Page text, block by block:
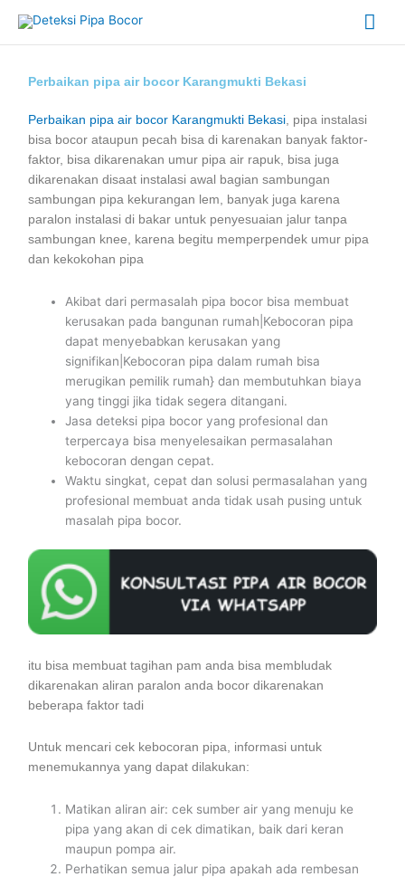
content
Perbaikan pipa air bocor Karangmukti Bekasi
Perbaikan pipa air bocor Karangmukti Bekasi, pipa instalasi
bisa bocor ataupun pecah bisa di karenakan banyak faktor-
faktor, bisa dikarenakan umur pipa air rapuk, bisa juga
dikarenakan disaat instalasi awal bagian sambungan
sambungan pipa kekurangan lem, banyak juga karena
paralon instalasi di bakar untuk penyesuaian jalur tanpa
sambungan knee, karena begitu memperpendek umur pipa
dan kekokohan pipa
Akibat dari permasalah pipa bocor bisa membuat
kerusakan pada bangunan rumah|Kebocoran pipa
dapat menyebabkan kerusakan yang
signifikan|Kebocoran pipa dalam rumah bisa
merugikan pemilik rumah} dan membutuhkan biaya
yang tinggi jika tidak segera ditangani.
Jasa deteksi pipa bocor yang profesional dan
terpercaya bisa menyelesaikan permasalahan
kebocoran dengan cepat.
Waktu singkat, cepat dan solusi permasalahan yang
profesional membuat anda tidak usah pusing untuk
masalah pipa bocor.
itu bisa membuat tagihan pam anda bisa membludak
dikarenakan aliran paralon anda bocor dikarenakan
beberapa faktor tadi
Untuk mencari cek kebocoran pipa, informasi untuk
menemukannya yang dapat dilakukan:
Matikan aliran air: cek sumber air yang menuju ke
pipa yang akan di cek dimatikan, baik dari keran
maupun pompa air.
Perhatikan semua jalur pipa apakah ada rembesan